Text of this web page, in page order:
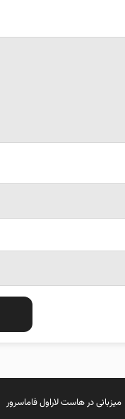
میزبانی درهاست لاراولفاماسرور